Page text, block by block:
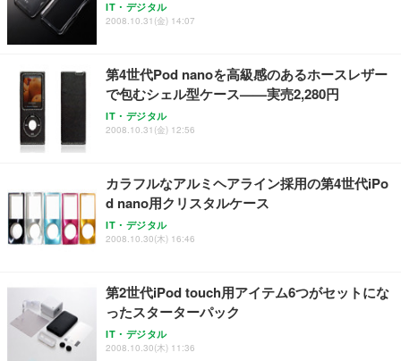
IT・デジタル
2008.10.31(金) 14:07
第4世代Pod nanoを高級感のあるホースレザー
で包むシェル型ケース——実売2,280円
IT・デジタル
2008.10.31(金) 12:56
カラフルなアルミヘアライン採用の第4世代iPo
d nano用クリスタルケース
IT・デジタル
2008.10.30(木) 16:46
第2世代iPod touch用アイテム6つがセットにな
ったスターターパック
IT・デジタル
2008.10.30(木) 11:36